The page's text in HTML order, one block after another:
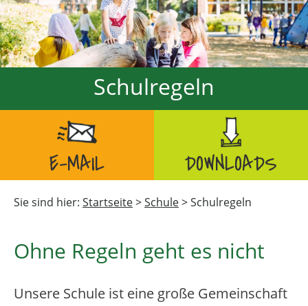
Schulregeln
E-MAIL DOWNLOADS
Sie sind hier: Startseite>Schule>Schulregeln
Ohne Regeln geht es nicht
Unsere Schule ist eine große Gemeinschaft